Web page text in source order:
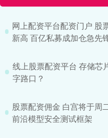
网上配资平台配资门户 股
新高 百亿私募成加仓急先
线上股票配资平台 存储芯
字路口？
股票配资佣金 白宫将于周
前沿模型安全测试框架